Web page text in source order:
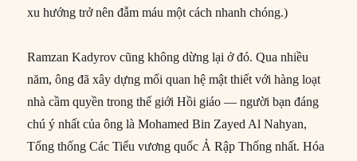
xu hướng trở nên đẫm máu một cách nhanh chóng.)
Ramzan Kadyrov cũng không dừng lại ở đó. Qua nhiều
năm, ông đã xây dựng mối quan hệ mật thiết với hàng loạt
nhà cầm quyền trong thế giới Hồi giáo — người bạn đáng
chú ý nhất của ông là Mohamed Bin Zayed Al Nahyan,
Tổng thống Các Tiểu vương quốc Ả Rập Thống nhất. Hóa